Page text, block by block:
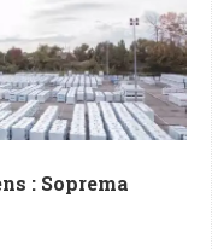
: Soprema